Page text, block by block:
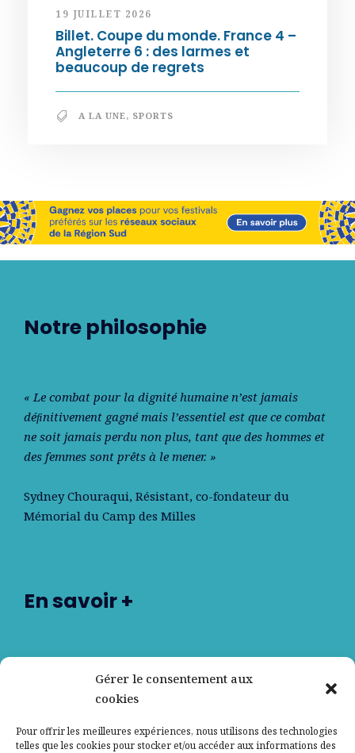
Gérer le consentement aux
cookies
Pour offrir les meilleures expériences, nous utilisons des technologies
telles que les cookies pour stocker et/ou accéder aux informations des
19 JUILLET 2026
Billet. Coupe du monde. France 4 –
Angleterre 6 : des larmes et
beaucoup de regrets
A LA UNE, SPORTS
Notre philosophie
« Le combat pour la dignité humaine n’est jamais
déﬁnitivement gagné mais l’essentiel est que ce combat
ne soit jamais perdu non plus, tant que des hommes et
des femmes sont prêts à le mener. »
Sydney Chouraqui, Résistant, co-fondateur du
Mémorial du Camp des Milles
En savoir +